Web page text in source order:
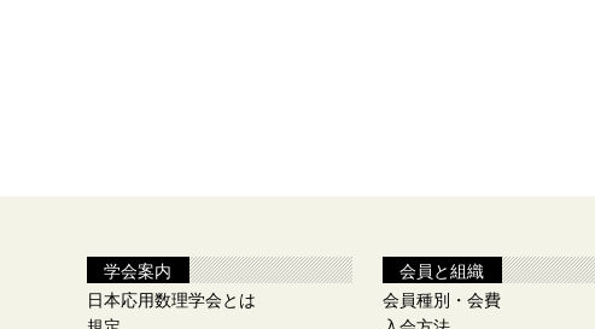
学会案内
日本応用数理学会とは
会員と組織
会員種別・会費